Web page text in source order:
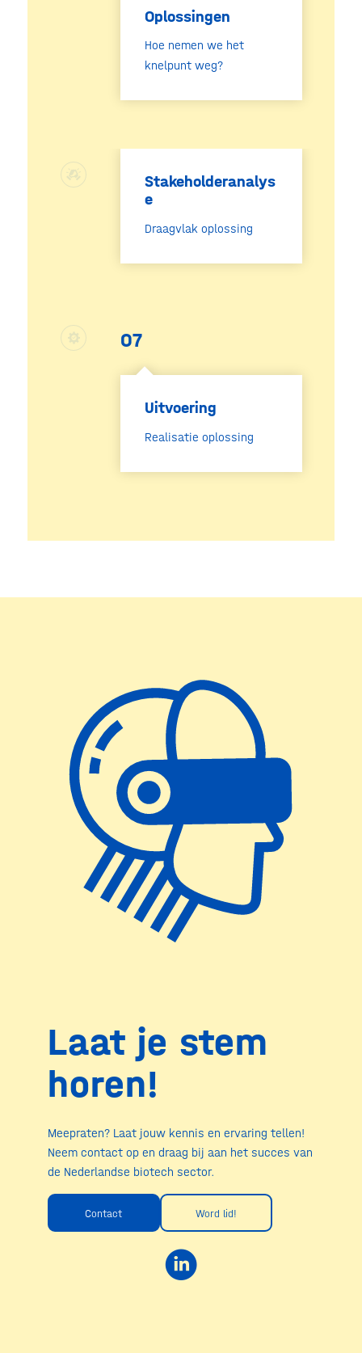
Oplossingen
Hoe nemen we het
knelpunt weg?
Stakeholderanalys
e
Draagvlak oplossing
07
Uitvoering
Realisatie oplossing
Laat je stem
horen!
Meepraten? Laat jouw kennis en ervaring tellen!
Neem contact op en draag bij aan het succes van
de Nederlandse biotech sector.
Contact Word lid!